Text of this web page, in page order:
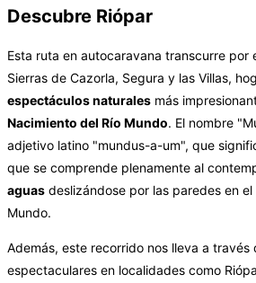
Descubre Riópar
Esta ruta en autocaravana transcurre por
Sierras de Cazorla, Segura y las Villas,
espectáculos naturales más
Nacimiento del Río Mundo. El nombre
adjetivo latino "mundus-a-um", que
que se comprende plenamente al
aguas deslizándose por las paredes en
Mundo.
Además, este recorrido nos lleva a través
espectaculares en localidades como